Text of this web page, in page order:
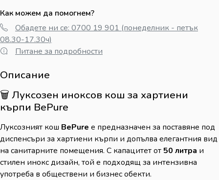
Как можем да помогнем?
Обадете ни се: 0700 19 901 (понеделник - петък
08.30-17.30ч)
Питане за подробности
Описание
🗑️ Луксозен иноксов кош за хартиени
кърпи BePure
Луксозният кош BePure е предназначен за поставяне под
диспенсъри за хартиени кърпи и допълва елегантния вид
на санитарните помещения. С капацитет от 50 литра и
стилен инокс дизайн, той е подходящ за интензивна
употреба в обществени и бизнес обекти.